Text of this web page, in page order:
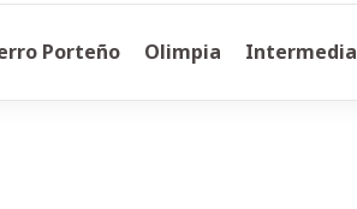
Porteño Olimpia Intermedia